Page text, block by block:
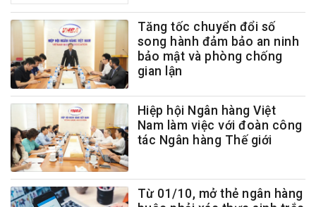
Tăng tốc chuyển đổi số
song hành đảm bảo an ninh
bảo mật và phòng chống
gian lận
Hiệp hội Ngân hàng Việt
Nam làm việc với đoàn công
tác Ngân hàng Thế giới
Từ 01/10, mở thẻ ngân hàng